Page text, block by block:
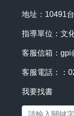
地址：10491
指導單位：文
客服信箱：
客服電話：：
我要找書